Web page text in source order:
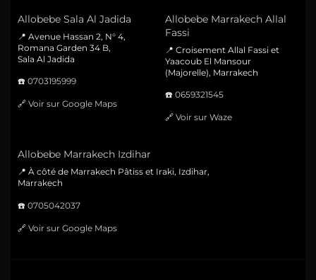
Allobebe Sala Al Jadida
📍 Avenue Hassan 2, N° 4,
Romana Garden 34 B,
Sala Al Jadida
☎️ 0703195999
🔗 Voir sur Google Maps
Allobebe Marrakech Allal
Fassi
📍 Croisement Allal Fassi et
Yaacoub El Mansour
(Majorelle), Marrakech
☎️ 0659321545
🔗 Voir sur Waze
Allobebe Marrakech Izdihar
📍 À côté de Marrakech Pâtiss et Iraki, Izdihar,
Marrakech
☎️ 0705042037
🔗 Voir sur Google Maps